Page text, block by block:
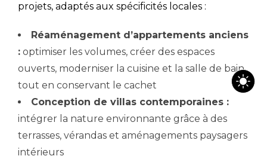
projets, adaptés aux spécificités locales :
Réaménagement d’appartements anciens
: optimiser les volumes, créer des espaces
ouverts, moderniser la cuisine et la salle de bain
tout en conservant le cachet
Conception de villas contemporaines :
intégrer la nature environnante grâce à des
terrasses, vérandas et aménagements paysagers
intérieurs